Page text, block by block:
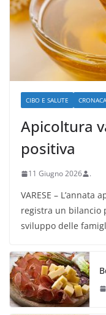
CIBO E SALUTE
Apicoltura
positiva
11 Giugno 2026 .
VARESE – L’annata
registra un bilancio
sviluppo delle